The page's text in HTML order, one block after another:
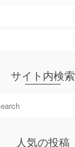
サイト内検索
人気の投稿